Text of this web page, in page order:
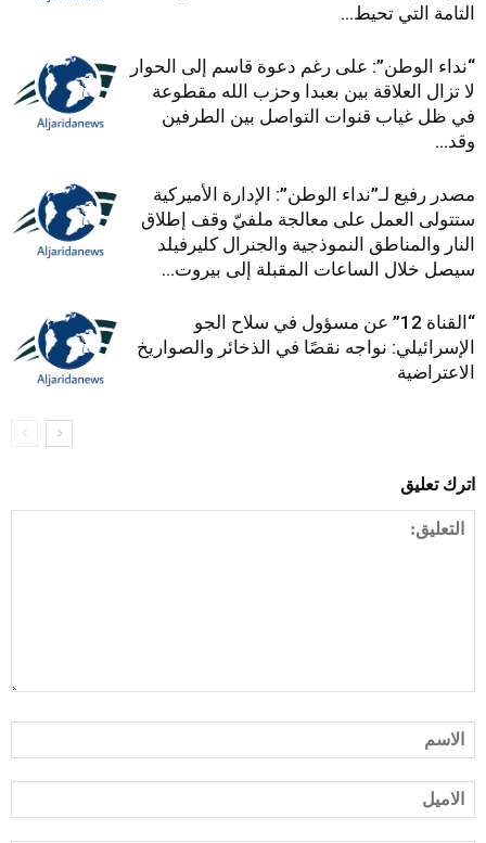
التامة التي تحيط...
“نداء الوطن”: على رغم دعوة قاسم إلى الحوار
لا تزال العلاقة بين بعبدا وحزب الله مقطوعة
في ظل غياب قنوات التواصل بين الطرفين
وقد...
مصدر رفيع لـ”نداء الوطن”: الإدارة الأميركية
ستتولى العمل على معالجة ملفيّ وقف إطلاق
النار والمناطق النموذجية والجنرال كليرفيلد
سيصل خلال الساعات المقبلة إلى بيروت...
“القناة 12” عن مسؤول في سلاح الجو
الإسرائيلي: نواجه نقصًا في الذخائر والصواريخ
الاعتراضية
اترك تعليق